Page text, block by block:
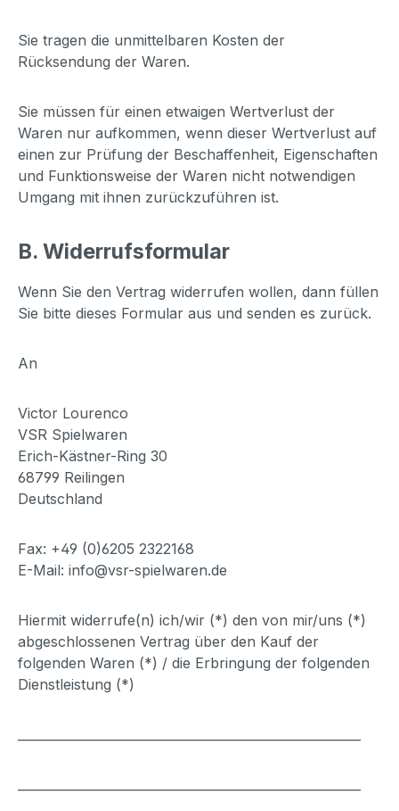
Sie tragen die unmittelbaren Kosten der
Rücksendung der Waren.
Sie müssen für einen etwaigen Wertverlust der
Waren nur aufkommen, wenn dieser Wertverlust auf
einen zur Prüfung der Beschaffenheit, Eigenschaften
und Funktionsweise der Waren nicht notwendigen
Umgang mit ihnen zurückzuführen ist.
B. Widerrufsformular
Wenn Sie den Vertrag widerrufen wollen, dann füllen
Sie bitte dieses Formular aus und senden es zurück.
An
Victor Lourenco
VSR Spielwaren
Erich-Kästner-Ring 30
68799 Reilingen
Deutschland
Fax: +49 (0)6205 2322168
E-Mail: info@vsr-spielwaren.de
Hiermit widerrufe(n) ich/wir (*) den von mir/uns (*)
abgeschlossenen Vertrag über den Kauf der
folgenden Waren (*) / die Erbringung der folgenden
Dienstleistung (*)